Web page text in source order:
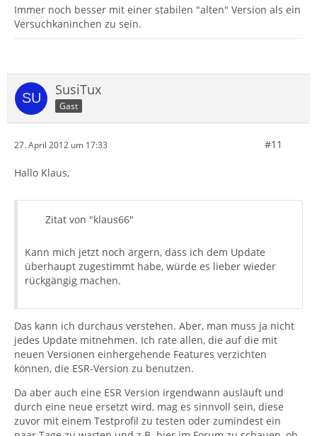
Immer noch besser mit einer stabilen "alten" Version als ein
Versuchkaninchen zu sein.
SusiTux
Gast
27. April 2012 um 17:33 #11
Hallo Klaus,
Zitat von "klaus66"
Kann mich jetzt noch ärgern, dass ich dem Update
überhaupt zugestimmt habe, würde es lieber wieder
rückgängig machen.
Das kann ich durchaus verstehen. Aber, man muss ja nicht
jedes Update mitnehmen. Ich rate allen, die auf die mit
neuen Versionen einhergehende Features verzichten
können, die ESR-Version zu benutzen.
Da aber auch eine ESR Version irgendwann ausläuft und
durch eine neue ersetzt wird, mag es sinnvoll sein, diese
zuvor mit einem Testprofil zu testen oder zumindest ein